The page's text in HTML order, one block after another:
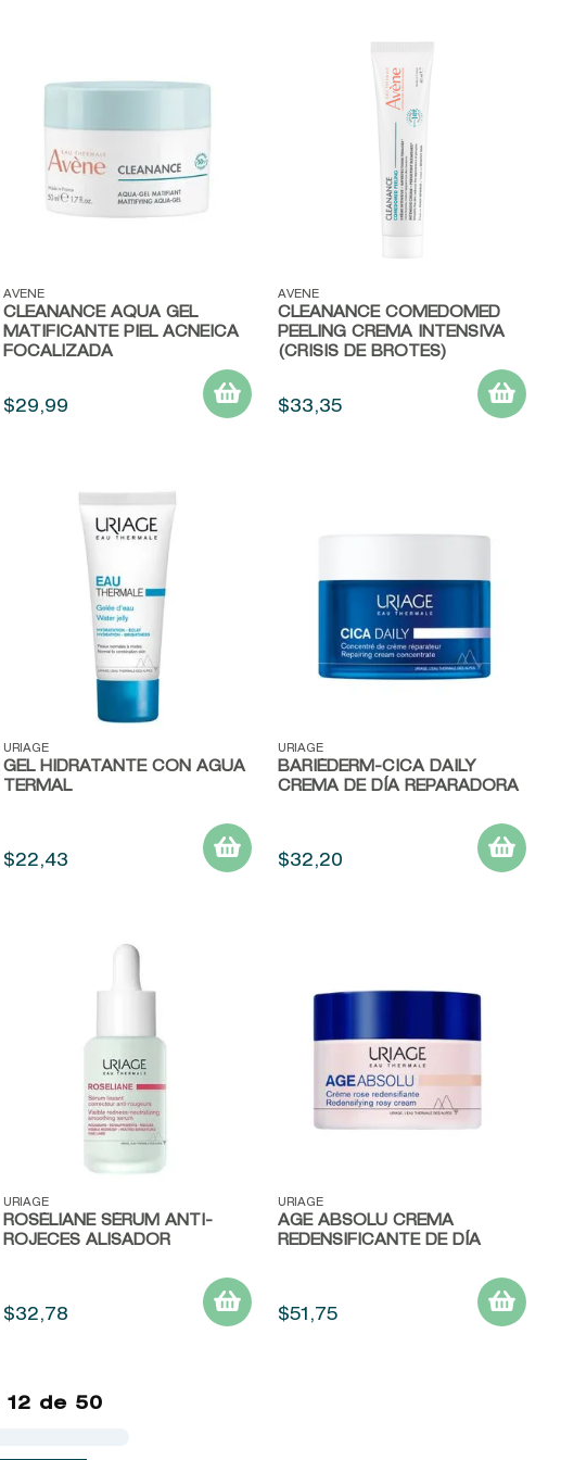
Vista rápida
AVENE
CLEANANCE AQUA GEL
MATIFICANTE PIEL ACNEICA
FOCALIZADA
$29,99
Vista rápida
AVENE
CLEANANCE COMEDOMED
PEELING CREMA INTENSIVA
(CRISIS DE BROTES)
$33,35
Vista rápida
URIAGE
GEL HIDRATANTE CON AGUA
TERMAL
$22,43
Vista rápida
URIAGE
BARIÉDERM-CICA DAILY
CREMA DE DÍA REPARADORA
$32,20
Vista rápida
URIAGE
ROSÉLIANE SÉRUM ANTI-
ROJECES ALISADOR
$32, 78
Vista rápida
URIAGE
AGE ABSOLU CREMA
REDENSIFICANTE DE DÍA
$51 , 75
12 de 50